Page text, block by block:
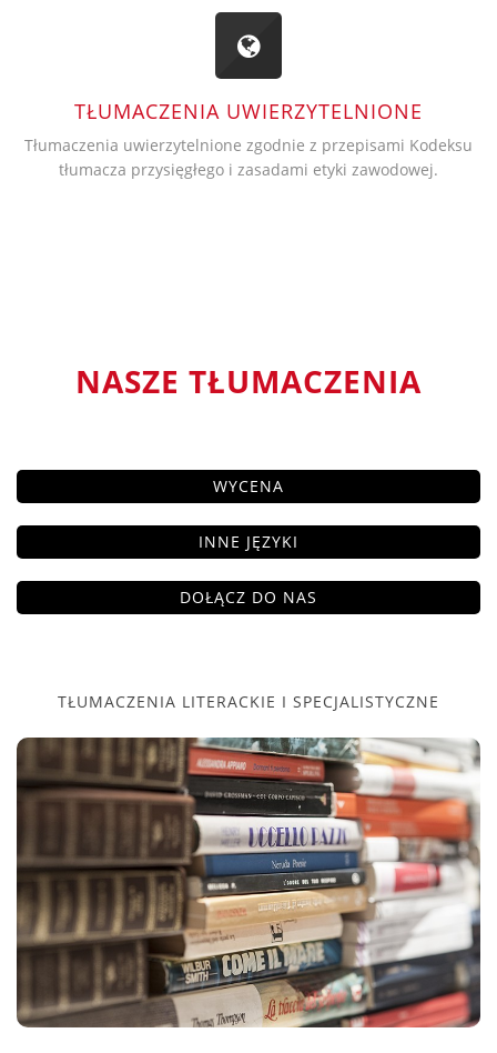
TŁUMACZENIA UWIERZYTELNIONE
Tłumaczenia uwierzytelnione zgodnie z przepisami Kodeksu
tłumacza przysięgłego i zasadami etyki zawodowej.
NASZE TŁUMACZENIA
WYCENA
INNE JĘZYKI
DOŁĄCZ DO NAS
TŁUMACZENIA LITERACKIE I SPECJALISTYCZNE